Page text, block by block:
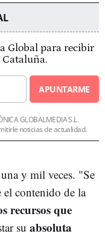
Global para recibir
APUNTARME
GLOBALMEDIA S.L.
noticias de actualidad.
y mil veces. "Se
el contenido de la
recursos que
su absoluta